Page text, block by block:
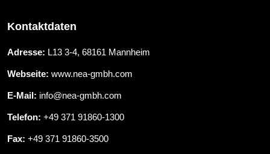
Kontaktdaten
Adresse: L13 3-4, 68161 Mannheim
Webseite: www.nea-gmbh.com
E-Mail: info@nea-gmbh.com
Telefon: +49 371 91860-1300
Fax: +49 371 91860-3500